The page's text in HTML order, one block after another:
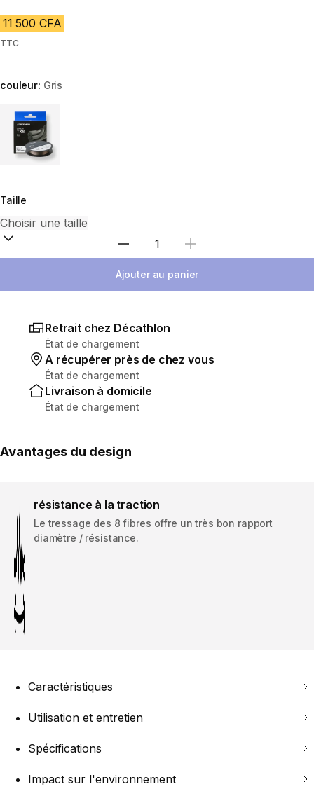
11 500 CFA
TTC
couleur: Gris
Choose a variant
Taille
Choisir une quantité
Ajouter au panier
Retrait chez Décathlon
État de chargement
A récupérer près de chez vous
État de chargement
Livraison à domicile
État de chargement
Avantages du design
résistance à la traction
Le tressage des 8 fibres offre un très bon rapport
diamètre / résistance.
Caractéristiques
Utilisation et entretien
Spécifications
Impact sur l'environnement